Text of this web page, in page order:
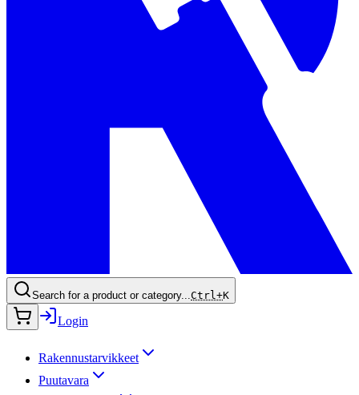
Search for a product or category...Ctrl+K
Login
Rakennustarvikkeet
Puutavara